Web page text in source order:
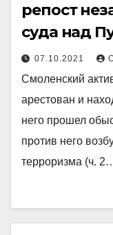
репост
суда над
07.10.2021
Смоленский
арестован и
него прошел
против него
терроризма (ч.